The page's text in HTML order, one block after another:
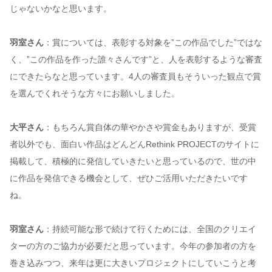
じゃないかなと思います。
羽室さん ：賞については、表彰する対象を”この作品でした”ではな
く、”この作品を作った誰々さんです”と、人を表彰するような審査
にできたらなと思っています。4人の審査員もそういった観点で賞
を選んでくれそうな方々にお願いしました。
大平さん ：もちろん賞自体の華やかさや賞金もありますが、受賞
者以外でも、面白い作品はどんどんRethink PROJECTのサイトに
掲載して、積極的に発信していきたいと思っているので、世の中
に作品を発信できる機会として、ぜひご活用いただきたいです
ね。
羽室さん ：持続可能な形で続けて行くためには、全国のクリエイ
ターの方のご協力が必要だと思っています。今年の参加者の方を
巻き込みつつ、来年は更に大きいプロジェクトにしていこうと考